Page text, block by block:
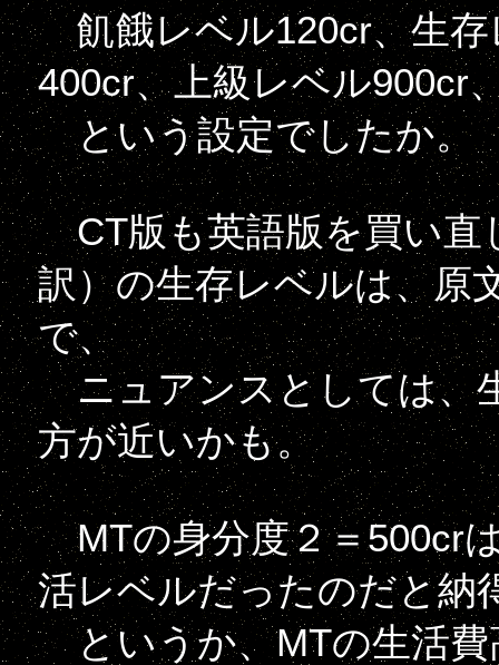
飢餓レベル120cr、生存
400cr、上級レベル900cr
という設定でしたか。
CT版も英語版を買い直
訳）の生存レベルは、原
で、
ニュアンスとしては、
方が近いかも。
MTの身分度２＝500cr
活レベルだったのだと納
というか、MTの生活費